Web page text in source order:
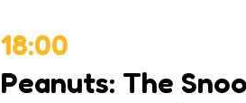
18:00
Peanuts: The